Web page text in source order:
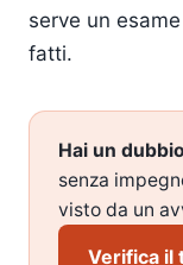
serve un
fatti.
Hai un
senza
visto da un
Verifica il